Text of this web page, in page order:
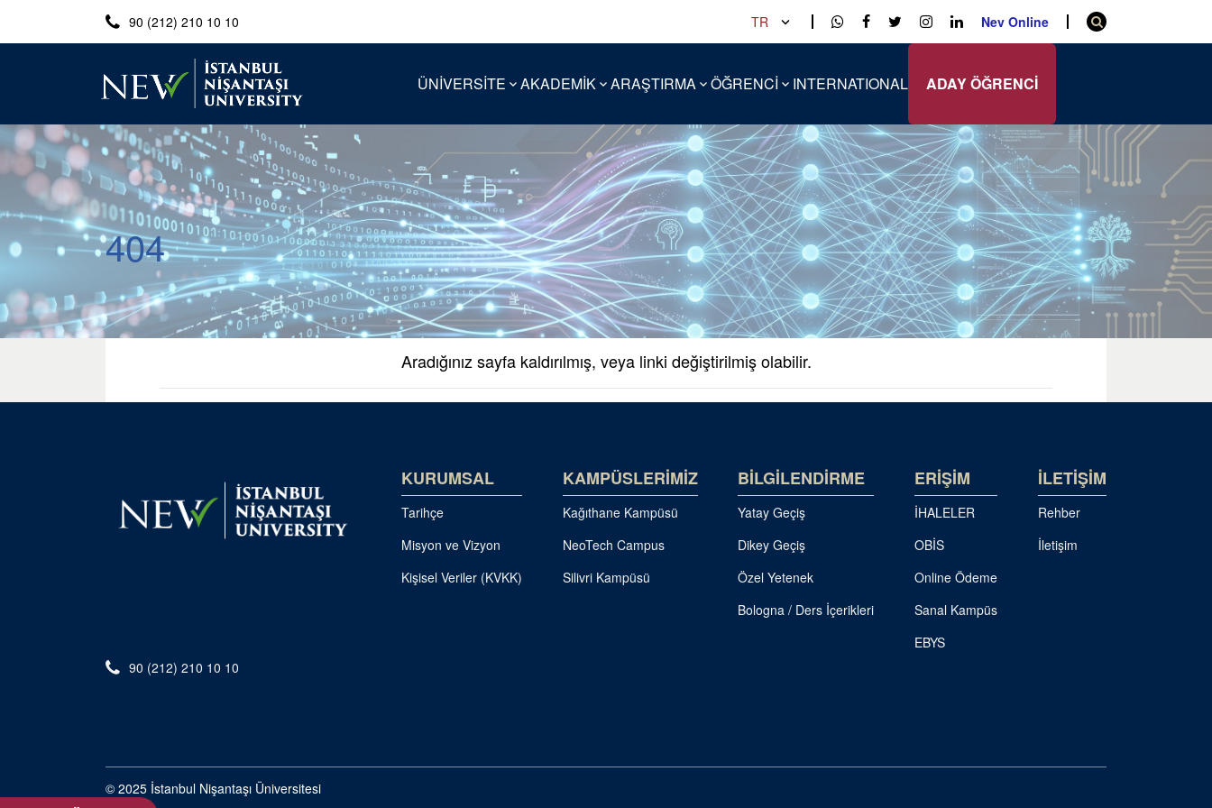
90 (212) 210 10 10 TR Nev Online
ÜNİVERSİTE AKADEMİK ARAŞTIRMA ÖĞRENCİ INTERNATIONAL ADAY ÖĞRENCİ
404
Aradığınız sayfa kaldırılmış, veya linki değiştirilmiş olabilir.
KURUMSAL
Tarihçe
Misyon ve Vizyon
Kişisel Veriler (KVKK)
KAMPÜSLERİMİZ
Kağıthane Kampüsü
NeoTech Campus
Silivri Kampüsü
BİLGİLENDİRME
Yatay Geçiş
Dikey Geçiş
Özel Yetenek
Bologna / Ders İçerikleri
ERİŞİM
İHALELER
OBİS
Online Ödeme
Sanal Kampüs
EBYS
İLETİŞİM
Rehber
İletişim
90 (212) 210 10 10
© 2025 İstanbul Nişantaşı Üniversitesi